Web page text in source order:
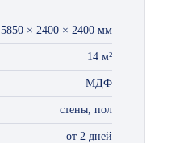
5850 × 2400 × 2400 мм
14 м²
МДФ
стены, пол
от 2 дней